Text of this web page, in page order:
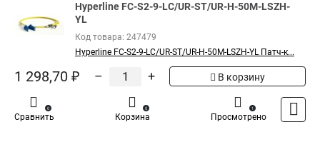
Hyperline FC-S2-9-LC/UR-ST/UR-H-50M-LSZH-
YL
Код товара: 247479
Hyperline FC-S2-9-LC/UR-ST/UR-H-50M-LSZH-YL Патч-к...
1 298,70 ₽ – + В корзину
Сравнить
0
Корзина
0
Просмотрено
1